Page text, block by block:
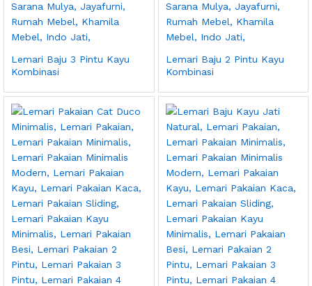
Lemari Baju 3 Pintu Kayu
Kombinasi
Lemari Baju 2 Pintu Kayu
Kombinasi